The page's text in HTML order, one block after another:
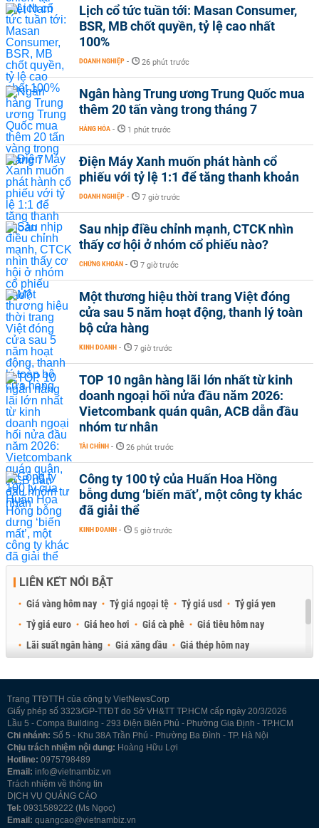
Lịch cổ tức tuần tới: Masan Consumer,
BSR, MB chốt quyền, tỷ lệ cao nhất
100%
DOANH NGHIỆP - 26 phút trước
Ngân hàng Trung ương Trung Quốc mua
thêm 20 tấn vàng trong tháng 7
HÀNG HÓA - 1 phút trước
Điện Máy Xanh muốn phát hành cổ
phiếu với tỷ lệ 1:1 để tăng thanh khoản
DOANH NGHIỆP - 7 giờ trước
Sau nhịp điều chỉnh mạnh, CTCK nhìn
thấy cơ hội ở nhóm cổ phiếu nào?
CHỨNG KHOÁN - 7 giờ trước
Một thương hiệu thời trang Việt đóng
cửa sau 5 năm hoạt động, thanh lý toàn
bộ cửa hàng
KINH DOANH - 7 giờ trước
TOP 10 ngân hàng lãi lớn nhất từ kinh
doanh ngoại hối nửa đầu năm 2026:
Vietcombank quán quân, ACB dẫn đầu
nhóm tư nhân
TÀI CHÍNH - 26 phút trước
Công ty 100 tỷ của Huấn Hoa Hồng
bỗng dưng ‘biến mất’, một công ty khác
đã giải thể
KINH DOANH - 5 giờ trước
LIÊN KẾT NỔI BẬT
Giá vàng hôm nay Tỷ giá ngoại tệ Tỷ giá usd
Tỷ giá yen
Tỷ giá euro
Giá heo hơi Giá cà phê
Giá tiêu hôm nay
Lãi suất ngân hàng
Giá xăng dầu
Giá thép hôm nay
Trang TTĐTTH của công ty VietNewsCorp
Giấy phép số 3323/GP-TTĐT do Sở VH&TT TP.HCM cấp ngày 20/3/2026
Lầu 5 - Compa Building - 293 Điện Biên Phủ - Phường Gia Định - TP.HCM
Chi nhánh: Số 5 - Khu 38A Trần Phú - Phường Ba Đình - TP. Hà Nội
Chịu trách nhiệm nội dung: Hoàng Hữu Lợi
Hotline: 0975798489
Email: info@vietnambiz.vn
Trách nhiệm về thông tin
DỊCH VỤ QUẢNG CÁO
Tel: 0931589222 (Ms Ngọc)
Email: quangcao@vietnambiz.vn